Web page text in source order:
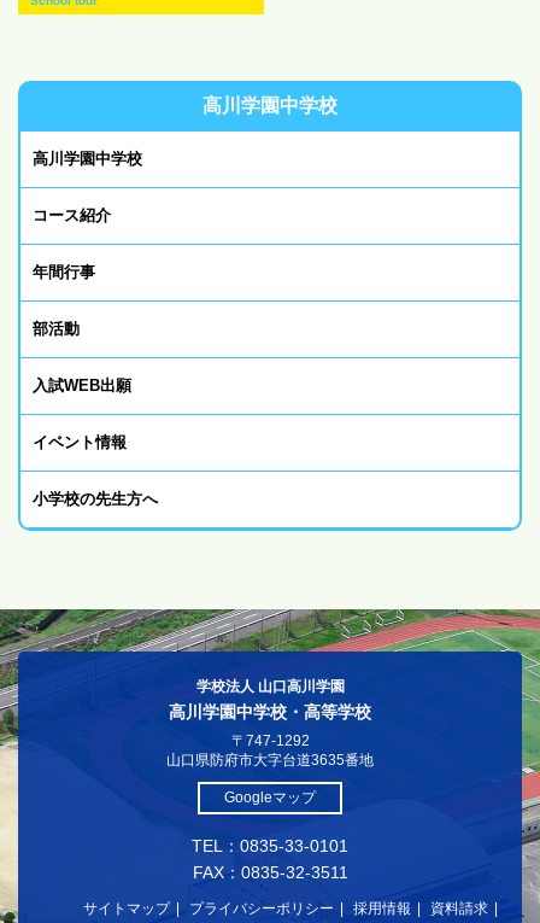
高川学園中学校
高川学園中学校
コース紹介
年間行事
部活動
入試WEB出願
イベント情報
小学校の先生方へ
学校法人 山口高川学園
高川学園中学校・高等学校
〒747-1292
山口県防府市大字台道3635番地
Googleマップ
TEL：0835-33-0101
FAX：0835-32-3511
サイトマップ プライバシーポリシー 採用情報 資料請求